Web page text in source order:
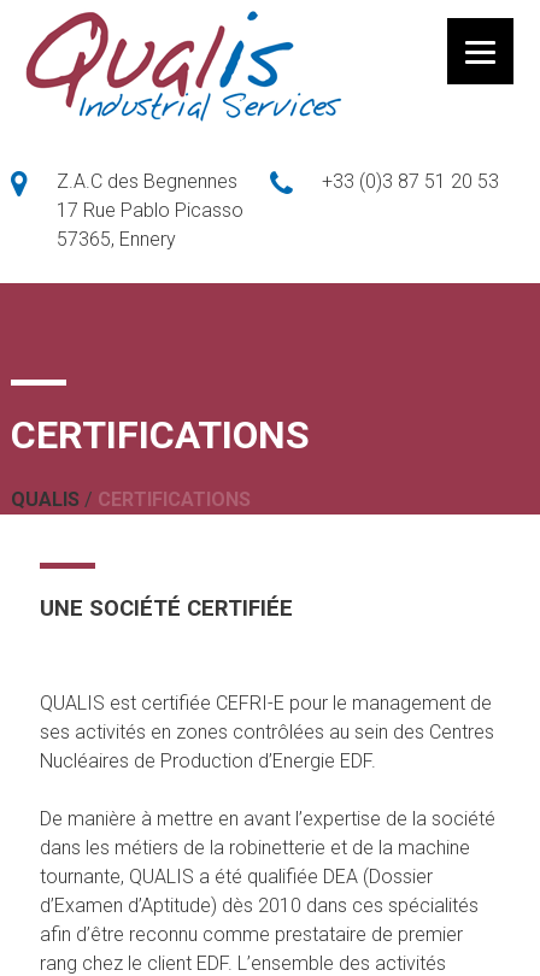
Z.A.C des Begnennes
17 Rue Pablo Picasso
57365, Ennery
+33 (0)3 87 51 20 53
CERTIFICATIONS
QUALIS / CERTIFICATIONS
UNE SOCIÉTÉ CERTIFIÉE
QUALIS est certifiée CEFRI-E pour le management de
ses activités en zones contrôlées au sein des Centres
Nucléaires de Production d’Energie EDF.
De manière à mettre en avant l’expertise de la société
dans les métiers de la robinetterie et de la machine
tournante, QUALIS a été qualifiée DEA (Dossier
d’Examen d’Aptitude) dès 2010 dans ces spécialités
afin d’être reconnu comme prestataire de premier
rang chez le client EDF. L’ensemble des activités